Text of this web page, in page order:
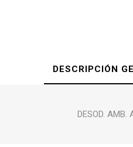
DESCRIPCIÓN
DESOD.